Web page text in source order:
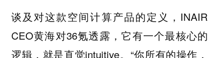
谈及对这款空间计算产品的定义，INAIR
CEO黄海对36氪透露，它有一个最核心的
逻辑，就是直觉intuitive。“你所有的操作，